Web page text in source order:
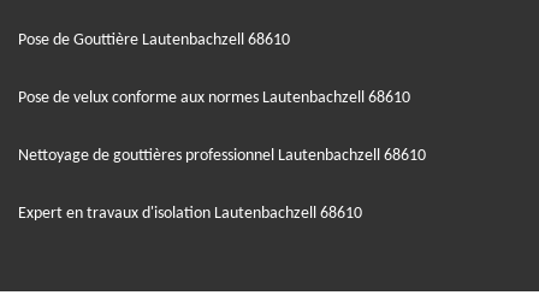
Pose de Gouttière Lautenbachzell 68610
Pose de velux conforme aux normes Lautenbachzell 68610
Nettoyage de gouttières professionnel Lautenbachzell 68610
Expert en travaux d'isolation Lautenbachzell 68610